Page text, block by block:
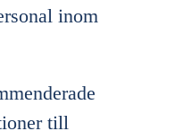
inom
till